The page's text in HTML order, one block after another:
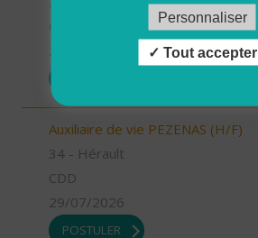
Auxiliaire de vie PEZENAS (H/F)
34 - Hérault
CDD
29/07/2026
POSTULER
Personnaliser
Tout accepter